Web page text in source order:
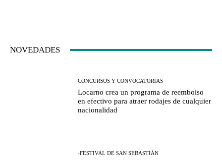
NOVEDADES
CONCURSOS Y CONVOCATORIAS
Locarno crea un programa de reembolso
en efectivo para atraer rodajes de cualquier
nacionalidad
-FESTIVAL DE SAN SEBASTIÁN